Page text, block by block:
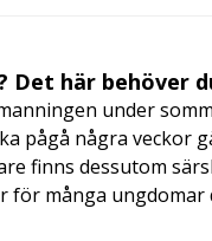
Det här behöver
under
pågå några veckor
finns dessutom
för många